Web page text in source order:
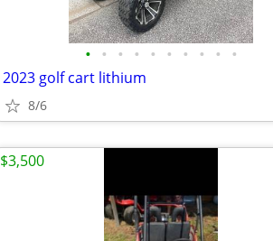
• • • • • • • • • •
2023 golf cart lithium
8/6
$3,500